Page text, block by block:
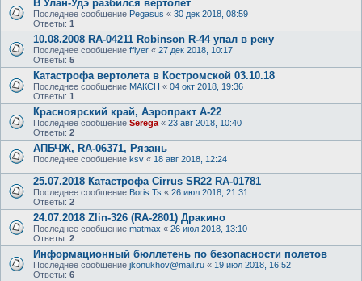
В Улан-Удэ разбился вертолет
Последнее сообщение Pegasus « 30 дек 2018, 08:59
Ответы: 1
10.08.2008 RA-04211 Robinson R-44 упал в реку
Последнее сообщение fflyer « 27 дек 2018, 10:17
Ответы: 5
Катастрофа вертолета в Костромской 03.10.18
Последнее сообщение МАКСН « 04 окт 2018, 19:36
Ответы: 1
Красноярский край, Аэропракт А-22
Последнее сообщение Serega « 23 авг 2018, 10:40
Ответы: 2
АПБЧЖ, RA-06371, Рязань
Последнее сообщение ksv « 18 авг 2018, 12:24
25.07.2018 Катастрофа Cirrus SR22 RA-01781
Последнее сообщение Boris Ts « 26 июл 2018, 21:31
Ответы: 2
24.07.2018 Zlin-326 (RA-2801) Дракино
Последнее сообщение matmax « 26 июл 2018, 13:10
Ответы: 2
Информационный бюллетень по безопасности полетов
Последнее сообщение jkonukhov@mail.ru « 19 июл 2018, 16:52
Ответы: 6